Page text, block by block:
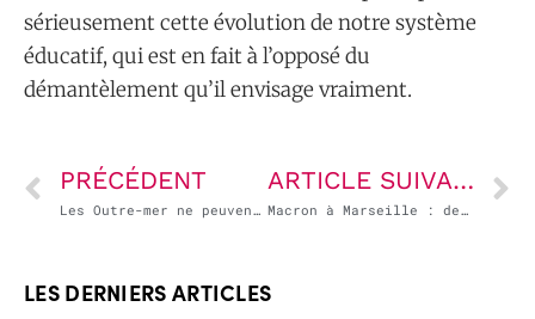
sérieusement cette évolution de notre système
éducatif, qui est en fait à l’opposé du
démantèlement qu’il envisage vraiment.
PRÉCÉDENT
Les Outre-mer ne peuvent être tenus responsables de plusieurs années de politiques publiques inadaptées à leurs besoins !
ARTICLE SUIVANT
Macron à Marseille : des annonces indispensables, des insuffisances, des polémiques et un tropisme libéral…
LES DERNIERS ARTICLES